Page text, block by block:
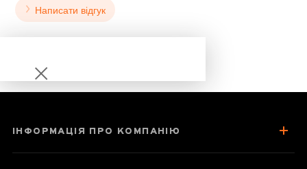
Написати відгук
Чахай 300 мл
ІНФОРМАЦІЯ ПРО КОМПАНІЮ